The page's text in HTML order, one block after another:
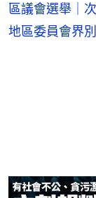
區議會選舉｜
地區委員會界別